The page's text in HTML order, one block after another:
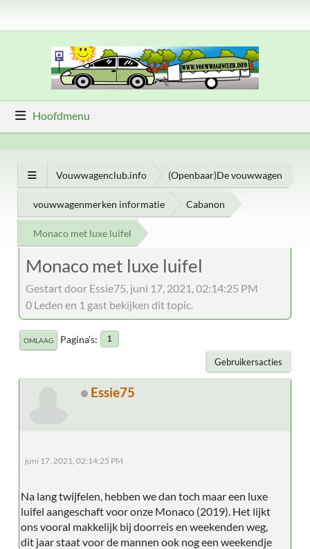
Hoofdmenu
Vouwwagenclub.info (Openbaar)De vouwwagen
vouwwagenmerken informatie Cabanon
Monaco met luxe luifel
Monaco met luxe luifel
Gestart door Essie75, juni 17, 2021, 02:14:25 PM
0 Leden en 1 gast bekijken dit topic.
OMLAAG Pagina's 1
Gebruikersacties
Essie75
juni 17, 2021, 02:14:25 PM
Na lang twijfelen, hebben we dan toch maar een luxe
luifel aangeschaft voor onze Monaco (2019). Het lijkt
ons vooral makkelijk bij doorreis en weekenden weg,
dit jaar staat voor de mannen ook nog een weekendje